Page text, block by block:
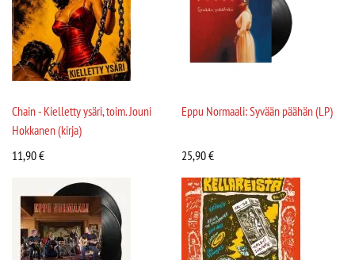
Chain - Kielletty ysäri, toim. Jouni
Hokkanen (kirja)
11,90€
Eppu Normaali: Syvään päähän (LP)
25,90€